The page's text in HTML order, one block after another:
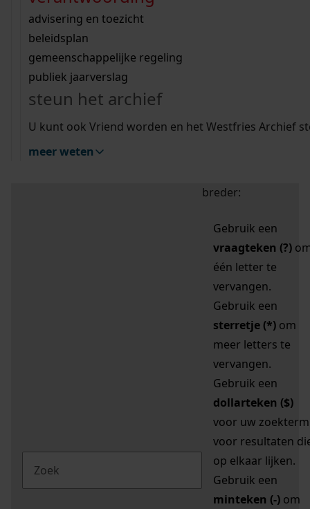
bouwvergunningen
omgevingsvergunningen
vergunningen
beeld en geluid
uitleg nodig?
Wij helpen u op weg met een aantal zoektips.
bekijk alle zoektips
Wij helpen u op weg met een aantal zoektips.
bekijk alle zoektips
bekijk ons geschiedenislokaal
advisering en toezicht
beleidsplan
gemeenschappelijke regeling
publiek jaarverslag
steun het archief
U kunt ook Vriend worden en het Westfries Archief
meer weten
zoektips
Mijn Studiezaal (inloggen)
uw zoekopdracht te
breder:
Gebruik een
vraagteken (?)
één letter te
vervangen.
Gebruik een
sterretje (*) om
meer letters te
vervangen.
Gebruik een
dollarteken ($)
voor uw zoekterm
voor resultaten
op elkaar lijken.
Gebruik een
minteken (-) om